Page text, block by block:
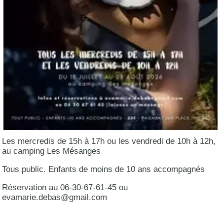
Les mercredis de 15h à 17h ou les vendredi de 10h à 12h,
au camping Les Mésanges
Tous public. Enfants de moins de 10 ans accompagnés
Réservation au 06-30-67-61-45 ou
evamarie.debas@gmail.com